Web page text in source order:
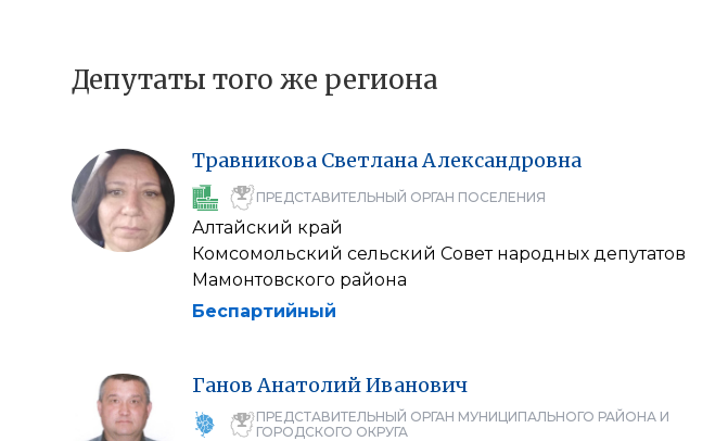
Депутаты того же региона
Травникова СветланаАлександровна
ПРЕДСТАВИТЕЛЬНЫЙ ОРГАН ПОСЕЛЕНИЯ
Алтайский край
Комсомольский сельский Совет народных депутатов
Мамонтовского района
Беспартийный
Ганов АнатолийИванович
ПРЕДСТАВИТЕЛЬНЫЙ ОРГАН МУНИЦИПАЛЬНОГО РАЙОНА И
ГОРОДСКОГО ОКРУГА